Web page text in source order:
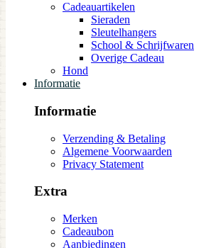
Cadeauartikelen
Sieraden
Sleutelhangers
School & Schrijfwaren
Overige Cadeau
Hond
Informatie
Informatie
Verzending & Betaling
Algemene Voorwaarden
Privacy Statement
Extra
Merken
Cadeaubon
Aanbiedingen